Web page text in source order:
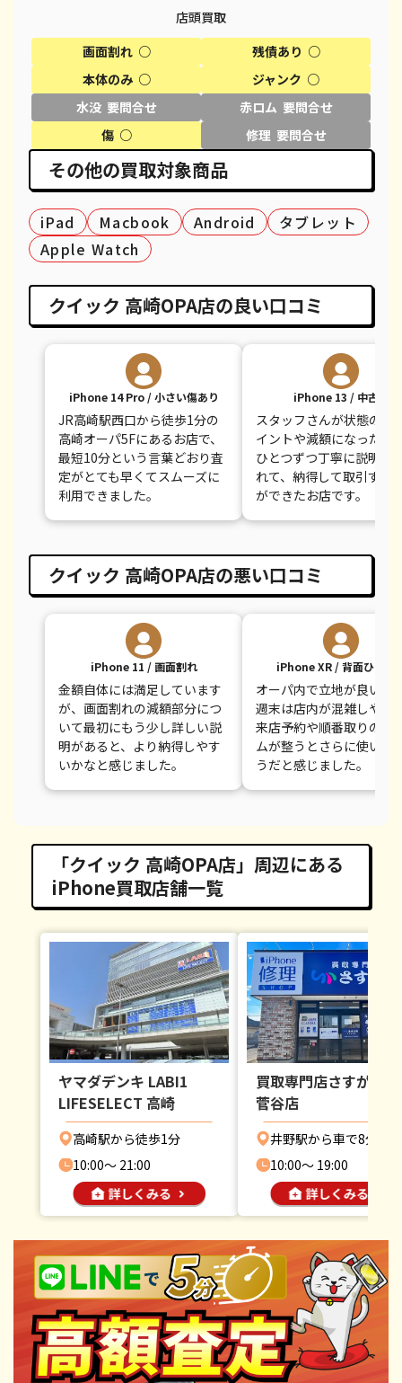
iPhone XS
iPhone XS Max
iPhone X
iPhone 8 Plus
iPhone 7
都度見積(非公開)
都度見積(非公開)
都度見積(非公開)
都度見積(非公開)
都度見積(非公開)
都度見積(非公開)
¥20,600
¥26,100
¥7,800
店頭買取
画面割れ ○
残債あり ○
本体のみ ○
ジャンク ○
水没 要問合せ
赤ロム 要問合せ
傷 ○
修理 要問合せ
その他の買取対象商品
iPad Macbook Android
タブレット
Apple Watch
クイック 高崎OPA店の良い口コミ
iPhone 14 Pro / 小さい傷あり
JR高崎駅西口から徒歩1分の
高崎オーパ5Fにあるお店で、
最短10分という言葉どおり査
定がとても早くてスムーズに
利用できました。
iPhone 13 / 中古品
スタッフさんが状態の評
イントや減額になった理
ひとつずつ丁寧に説明し
れて、納得して取引する
ができたお店です。
クイック 高崎OPA店の悪い口コミ
iPhone 11 / 画面割れ
金額自体には満足しています
が、画面割れの減額部分につ
いて最初にもう少し詳しい説
明があると、より納得しやす
いかなと感じました。
iPhone XR / 背面ひびあ
オーパ内で立地が良いせ
週末は店内が混雑しやす
来店予約や順番取りのシ
ムが整うとさらに使いや
うだと感じました。
「クイック 高崎OPA店」周辺にある
iPhone買取店舗一覧
ヤマダデンキ LABI1
LIFESELECT 高崎
高崎駅から徒歩1分
10:00〜 21:00
買取専門店さすがや
菅谷店
井野駅から車で8分
10:00〜 19:00